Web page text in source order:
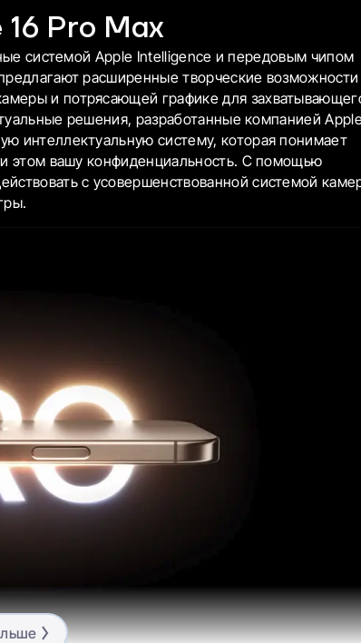
Pro Max
системой Apple Intelligence и передовым чипом
расширенные творческие возможности
и потрясающей графике для
решения, разработанные компанией
интеллектуальную систему, которая понимает
этом вашу конфиденциальность. С помощью
с усовершенствованной системой